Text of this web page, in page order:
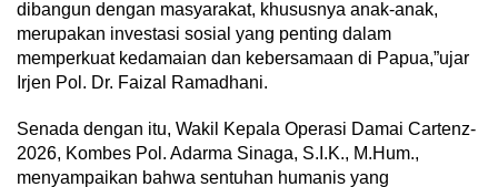
dibangun dengan masyarakat, khususnya anak-anak,
merupakan investasi sosial yang penting dalam
memperkuat kedamaian dan kebersamaan di Papua,”ujar
Irjen Pol. Dr. Faizal Ramadhani.
Senada dengan itu, Wakil Kepala Operasi Damai Cartenz-
2026, Kombes Pol. Adarma Sinaga, S.I.K., M.Hum.,
menyampaikan bahwa sentuhan humanis yang